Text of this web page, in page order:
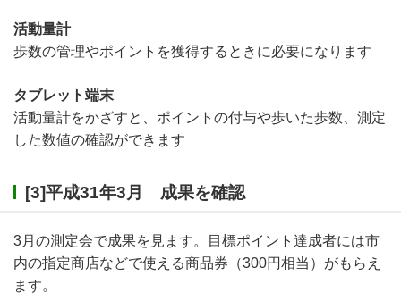
活動量計
歩数の管理やポイントを獲得するときに必要になります
タブレット端末
活動量計をかざすと、ポイントの付与や歩いた歩数、測定
した数値の確認ができます
[3]平成31年3月 成果を確認
3月の測定会で成果を見ます。目標ポイント達成者には市
内の指定商店などで使える商品券（300円相当）がもらえ
ます。